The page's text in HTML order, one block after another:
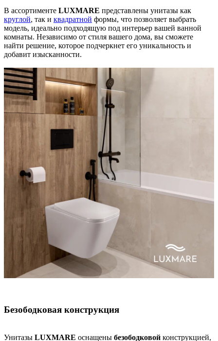
В ассортименте LUXMARE представлены унитазы как
круглой, так и квадратной формы, что позволяет выбрать
модель, идеально подходящую под интерьер вашей ванной
комнаты. Независимо от стиля вашего дома, вы сможете
найти решение, которое подчеркнет его уникальность и
добавит изысканности.
Безободковая конструкция
Унитазы LUXMARE оснащены безободковой конструкцией,